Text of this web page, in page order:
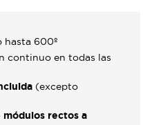
hasta 600º
continuo en todas las
(excepto
rectos a